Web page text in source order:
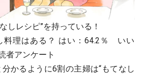
かるように6割の主婦は“もてなし